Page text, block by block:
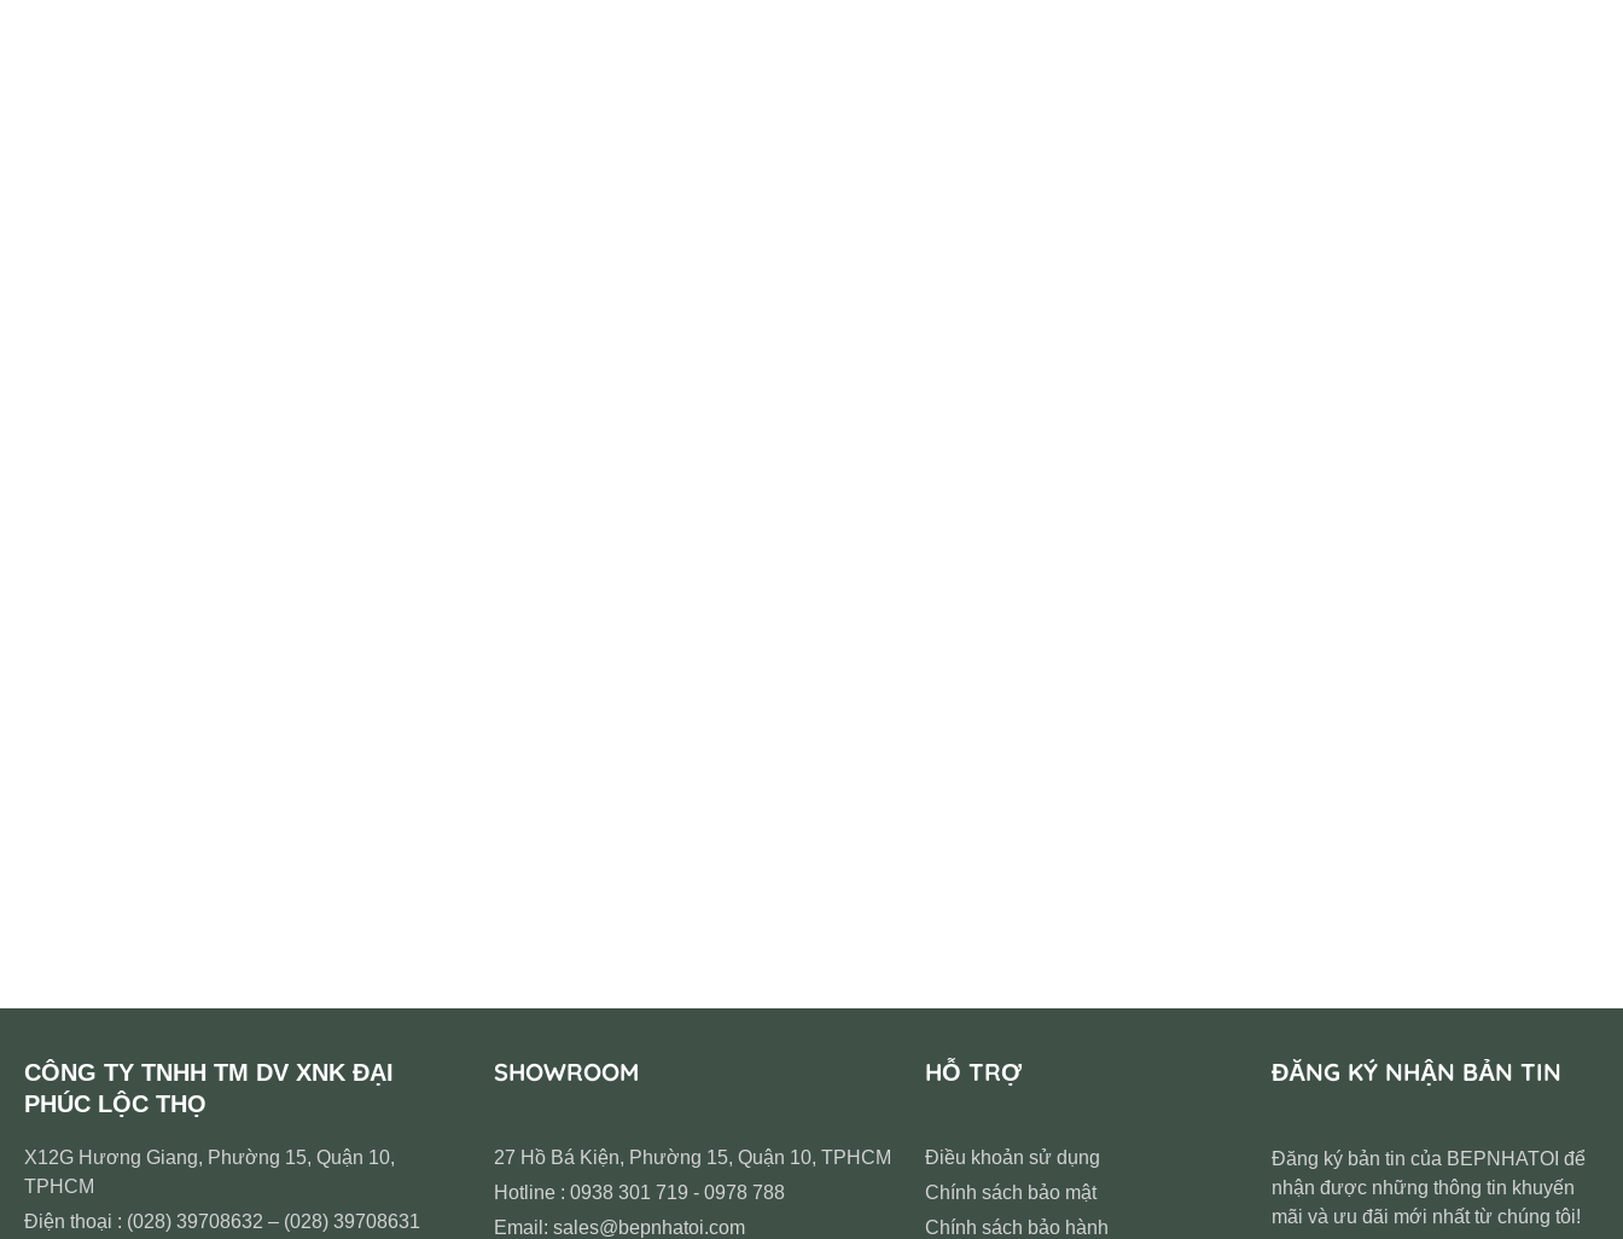
CÔNG TY TNHH TM DV XNK ĐẠI
PHÚC LỘC THỌ
X12G Hương Giang, Phường 15, Quận 10,
TPHCM
Điện thoại : (028) 39708632 – (028) 39708631
SHOWROOM
27 Hồ Bá Kiện, Phường 15, Quận 10, TPHCM
Hotline : 0938 301 719 - 0978 788
Email: sales@bepnhatoi.com
HỖ TRỢ
Điều khoản sử dụng
Chính sách bảo mật
Chính sách bảo hành
ĐĂNG KÝ NHẬN BẢN TIN
Đăng ký bản tin của BEPNHATOI để
nhận được những thông tin khuyến
mãi và ưu đãi mới nhất từ chúng tôi!